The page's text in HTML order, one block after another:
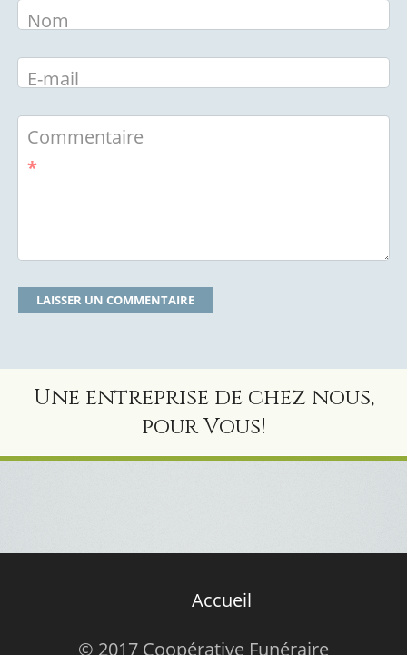
Nom
E-mail
Commentaire
*
Une entreprise de chez nous,
pour Vous!
Accueil
© 2017 Coopérative Funéraire